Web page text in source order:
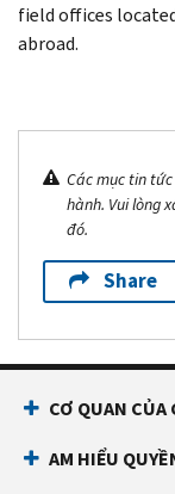
field offices
abroad.
Các mục tin
hành. Vui lòng
đó.
Share
CƠ QUAN
AM HIỂU